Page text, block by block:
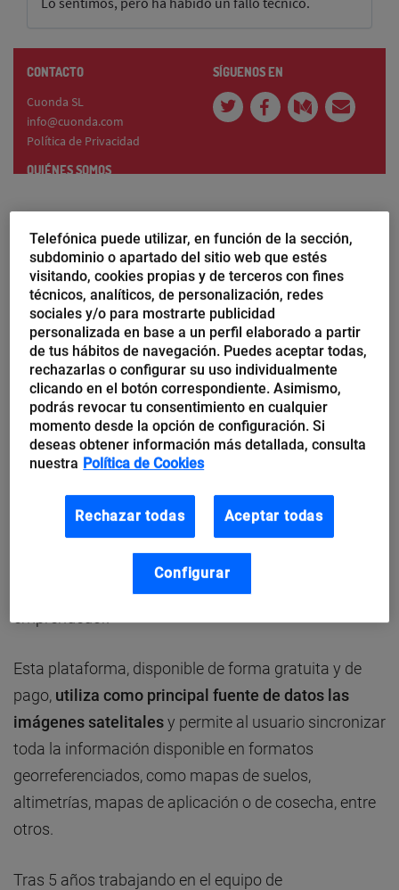
ese esLeandro Sabignoso, CEO y cofundador
Auravant,unastartupvinculada aWayraEspaña y
Argentina, que ayuda a ingenieros agrónomos de
más de 30 países a tomar decisiones para optimizar
sus cultivos. Enfocada a digitalizar la agricultura, y en
particular, la agricultura de precisión, esta plataforma
permite un uso eficaz de los recursos, lo que se
traduce en una agricultura mucho más sostenible.
proyecto cuando las cosas no salen del todo bien. Ver
cómo tu idea se desmorona e incluso llega a
estrellarse hasta en dos ocasiones y, aun así, seguir
trabajando para mejorar, entra dentro del ADN
Esta plataforma, disponible de forma gratuita y de
pago, utiliza como principal fuente de datos las
imágenes satelitalesy permite al usuario sincronizar
toda la información disponible en formatos
georreferenciados, como mapas de suelos,
altimetrías, mapas de aplicación o de cosecha, entre
otros.
Tras 5 años trabajando en el equipo de
Telefónica puede utilizar, en función de la sección,
subdominio o apartado del sitio web que estés
visitando, cookies propias y de terceros con fines
técnicos, analíticos, de personalización, redes
sociales y/o para mostrarte publicidad
personalizada en base a un perfil elaborado a partir
de tus hábitos de navegación. Puedes aceptar todas,
rechazarlas o configurar su uso individualmente
clicando en el botón correspondiente. Asimismo,
podrás revocar tu consentimiento en cualquier
momento desde la opción de configuración. Si
deseas obtener información más detallada, consulta
nuestra Política de Cookies
Rechazar todas Aceptar todas
Configurar